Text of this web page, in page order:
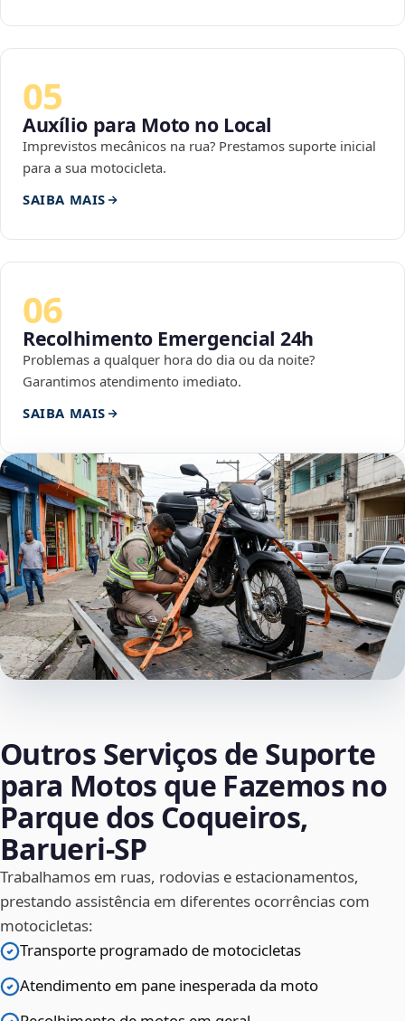
05
Auxílio para Moto no Local
Imprevistos mecânicos na rua? Prestamos suporte inicial
para a sua motocicleta.
SAIBA MAIS
06
Recolhimento Emergencial 24h
Problemas a qualquer hora do dia ou da noite?
Garantimos atendimento imediato.
SAIBA MAIS
Outros Serviços de Suporte
para Motos que Fazemos no
Parque dos Coqueiros,
Barueri‑SP
Trabalhamos em ruas, rodovias e estacionamentos,
prestando assistência em diferentes ocorrências com
motocicletas:
Transporte programado de motocicletas
Atendimento em pane inesperada da moto